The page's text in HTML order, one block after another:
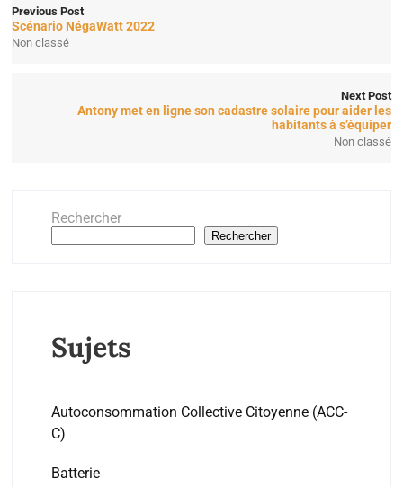
Previous Post
Scénario NégaWatt 2022
Non classé
Next Post
Antony met en ligne son cadastre solaire pour aider les
habitants à s’équiper
Non classé
Rechercher
Rechercher
Sujets
Autoconsommation Collective Citoyenne (ACC-
C)
Batterie